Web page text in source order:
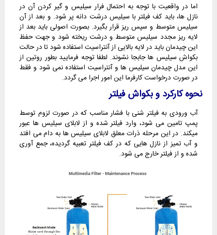
اما در واقعیت با توجه به احتمال فرار سیلیس و گیر کردن آن در
نازل ها، باید کف فیلتر با سیلیس درشت دانه پر شود. و بعد از آن
سیلیس متوسط و سپس ریز قرار بگیرد. بصورت اصولی باید بعد از
لایه ریز مجدد سیلیس متوسط و درشت ریخته شود و جهت حفظ
این چیدمان باید در لایه بالایی از آنتراسیت استفاده شود تا در حالت
بکواش سیلیس ها جابجا نشوند. لطفا توجه فرمایید بطور روتین از
این مدل چیدمان سیلیس ها و آنتراسیت استفاده نمی شود و فقط
در صورت درخواست کارفرما این امور اجرا می گردد.
نحوه کارکرد و بکواش فیلتر
آب ورودی به فیلتر شنی با فشار مناسب که در صورت لزوم توسط
پمپ تامین می شود، وارد فیلتر شده و از لابلای سیلیس ها عبور
میکند. در این مرحله ذرات معلق لابلای سیلیس ها به دام می افتد
و آب تمیز از نازل هایی که در کف فیلتر تعبیه گردیده، جمع آوری
شده و از فیلتر خارج می شود.